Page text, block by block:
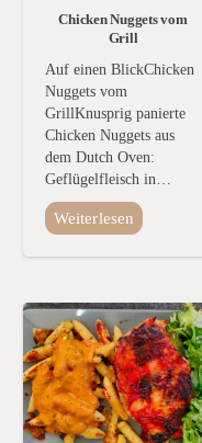
Chicken Nuggets vom
Grill
Auf einen BlickChicken
Nuggets vom
GrillKnusprig panierte
Chicken Nuggets aus
dem Dutch Oven:
Geflügelfleisch in…
Weiterlesen